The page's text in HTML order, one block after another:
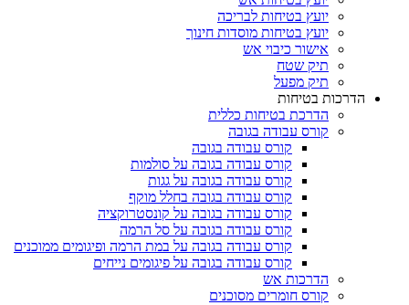
יועץ בטיחות לבריכה
יועץ בטיחות מוסדות חינוך
אישור כיבוי אש
תיק שטח
תיק מפעל
הדרכות בטיחות
הדרכת בטיחות כללית
קורס עבודה בגובה
קורס עבודה בגובה
קורס עבודה בגובה על סולמות
קורס עבודה בגובה על גגות
קורס עבודה בגובה בחלל מוקף
קורס עבודה בגובה על קונסטרוקציה
קורס עבודה בגובה על סל הרמה
קורס עבודה בגובה על במת הרמה ופיגומים ממוכנים
קורס עבודה בגובה על פיגומים נייחים
הדרכות אש
קורס חומרים מסוכנים